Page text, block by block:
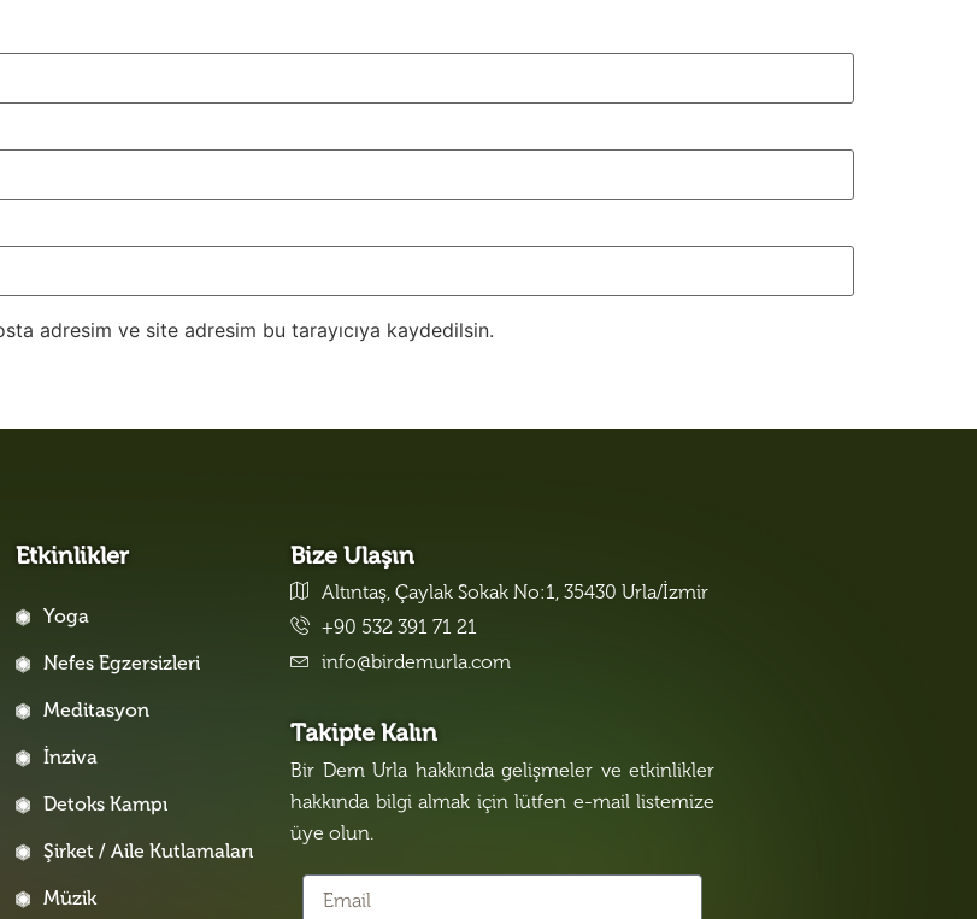
adresim ve site adresim bu tarayıcıya kaydedilsin.
Etkinlikler
Yoga
Nefes Egzersizleri
Meditasyon
İnziva
Detoks Kampı
Şirket / Aile Kutlamaları
Müzik
Bize Ulaşın
Altıntaş, Çaylak Sokak No:1, 35430 Urla/İzmir
+90 532 391 71 21
info@birdemurla.com
Takipte Kalın
Bir Dem Urla hakkında gelişmeler ve etkinlikler
hakkında bilgi almak için lütfen e-mail listemize
üye olun.